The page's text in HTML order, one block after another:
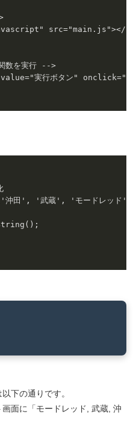
src="main.js"></
数を実行 -->
実行ボタン"
田', '武蔵', 'モードレッド',
下の通りです。
画面に「モードレッド, 武蔵, 沖